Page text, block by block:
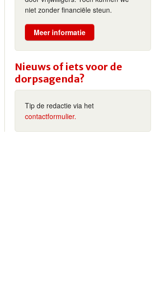
niet zonder financiële steun.
Meer informatie
Nieuws of iets voor de
dorpsagenda?
Tip de redactie via het
contactformulier.